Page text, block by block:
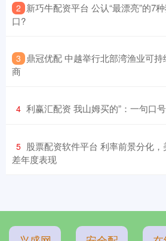
2 新巧牛配资平台 公认“最漂亮”的7
口?
3 鼎冠优配 中越举行北部湾渔业可
商
4 利赢汇配资 我山姆买的”：一句口
5 股票配资软件平台 利率前景分化
差年度表现